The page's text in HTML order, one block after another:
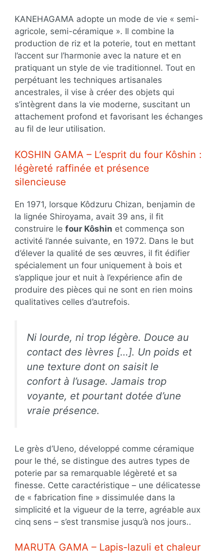
KANEHAGAMA adopte un mode de vie « semi-
agricole, semi-céramique ». Il combine la
production de riz et la poterie, tout en mettant
l’accent sur l’harmonie avec la nature et en
pratiquant un style de vie traditionnel. Tout en
perpétuant les techniques artisanales
ancestrales, il vise à créer des objets qui
s’intègrent dans la vie moderne, suscitant un
attachement profond et favorisant les échanges
au fil de leur utilisation.
KOSHIN GAMA – L’esprit du four Kôshin :
légèreté raffinée et présence
silencieuse
En 1971, lorsque Kôdzuru Chizan, benjamin de
la lignée Shiroyama, avait 39 ans, il fit
construire le four Kôshin et commença son
activité l’année suivante, en 1972. Dans le but
d’élever la qualité de ses œuvres, il fit édifier
spécialement un four uniquement à bois et
s’applique jour et nuit à l’expérience afin de
produire des pièces qui ne sont en rien moins
qualitatives celles d’autrefois.
Ni lourde, ni trop légère. Douce au
contact des lèvres […]. Un poids et
une texture dont on saisit le
confort à l’usage. Jamais trop
voyante, et pourtant dotée d’une
vraie présence.
Le grès d’Ueno, développé comme céramique
pour le thé, se distingue des autres types de
poterie par sa remarquable légèreté et sa
finesse. Cette caractéristique – une délicatesse
de « fabrication fine » dissimulée dans la
simplicité et la vigueur de la terre, agréable aux
cinq sens – s’est transmise jusqu’à nos jours..
MARUTA GAMA – Lapis-lazuli et chaleur